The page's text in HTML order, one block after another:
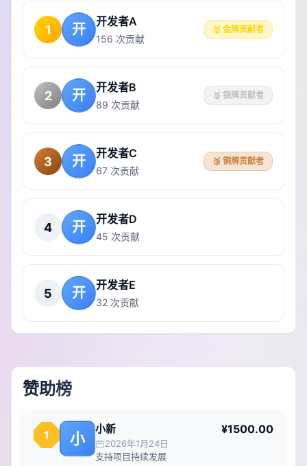
1 开 开发者A
156 次贡献
🥇 金牌贡献者
2 开 开发者B
89 次贡献
🥈 银牌贡献者
3 开 开发者C
67 次贡献
🥉 铜牌贡献者
4 开 开发者D
45 次贡献
5 开 开发者E
32 次贡献
赞助榜
1 小
小新 ¥1500.00
2026年1月24日
支持项目持续发展